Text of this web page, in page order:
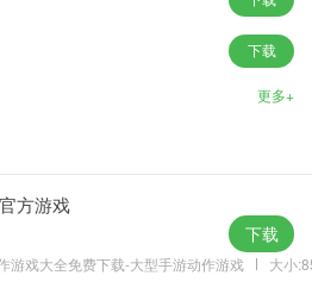
，七日登陆更可领取传奇舰姬皇家方
赠送。
成与收集元素】
现实海战的全新战斗体系。战斗中，
外，玩家的闪避操作以及技能的触发时
下载
更多+
方游戏
游戏大全免费下载-大型手游动作游戏 大小
下载